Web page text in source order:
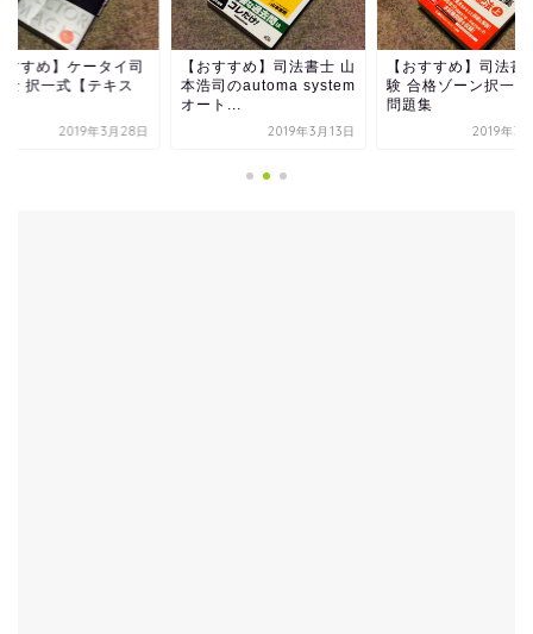
すすめ】司法書士 山
司のautoma system
2019年3月13日
【おすすめ】司法書士試
験 合格ゾーン択一式過去
問題集
2019年3月12日
【おすすめ】ケータ
法書士 択一式【テキ
ト】
2019年3